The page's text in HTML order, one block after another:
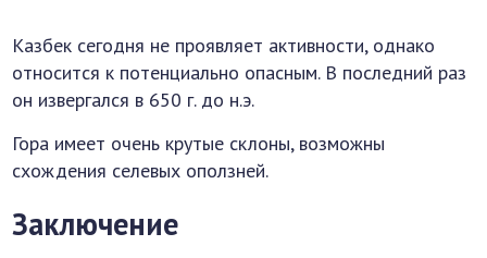
Казбек сегодня не проявляет активности, однако
относится к потенциально опасным. В последний раз
он извергался в 650 г. до н.э.
Гора имеет очень крутые склоны, возможны
схождения селевых оползней.
Заключение